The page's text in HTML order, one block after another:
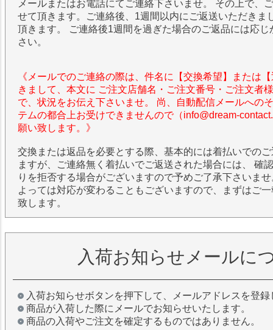
メールまたはお電話にてご連絡下さいませ。 その上で、
せて頂きます。ご連絡後、1週間以内にご返送いただきま
頂きます。 ご連絡後1週間を過ぎた場合のご返品には応
さい。
《メールでのご連絡の際は、件名に【交換希望】または
きまして、本文に ご注文店舗名・ご注文番号・ご注文者
で、状況をお伝え下さいませ。 尚、自動配信メールへの
テムの都合上お受けできませんので（info@dream-
願い致します。》
交換または返品を必要とする際、基本的には着払いでの
ますが、ご連絡無く着払いでご返送された場合には、 確
りを拒否する場合がございますので予めご了承下さいま
よっては対応が変わることもございますので、まずはご
致します。
入荷お知らせメールに
入荷お知らせボタンを押下して、メールアドレスを登
商品が入荷した際にメールでお知らせいたします。
商品の入荷やご注文を確定するものではありません。